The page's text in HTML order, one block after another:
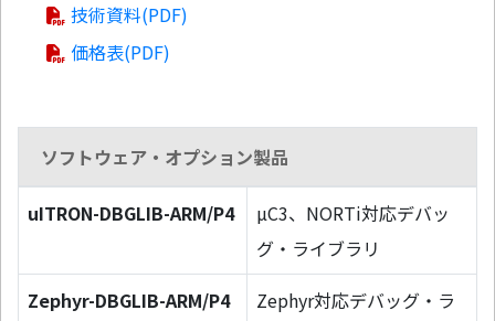
技術資料(PDF)
価格表(PDF)
ソフトウェア・オプション製品
uITRON-DBGLIB-ARM/P4
µC3、NORTi対応デバッ
グ・ライブラリ
Zephyr-DBGLIB-ARM/P4
Zephyr対応デバッグ・ラ